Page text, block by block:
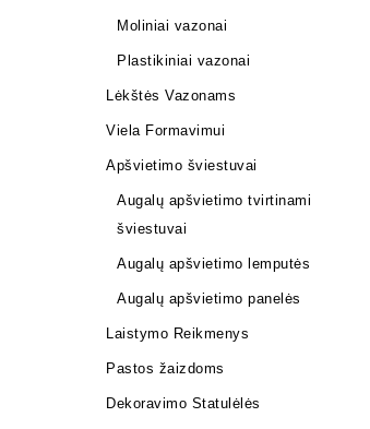
Moliniai vazonai
Plastikiniai vazonai
Lėkštės Vazonams
Viela Formavimui
Apšvietimo šviestuvai
Augalų apšvietimo tvirtinami
šviestuvai
Augalų apšvietimo lemputės
Augalų apšvietimo panelės
Laistymo Reikmenys
Pastos žaizdoms
Dekoravimo Statulėlės